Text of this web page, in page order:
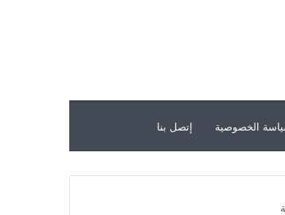
الخصوصية إتصل بنا